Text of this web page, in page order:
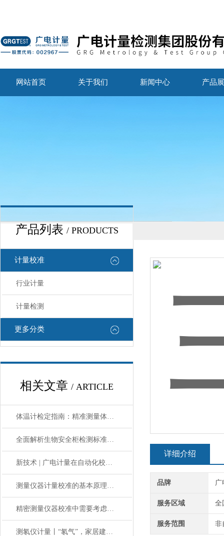
网站首页 关于我们 新闻中心 产品
产品列表 / PRODUCTS
计量校准
行业计量
计量检测
更多分类
相关文章 / ARTICLE
体温计检定指南：精准测量体温，从正确校准开始
全面解析生物安全柜检测标准：如何确保实验室环境洁净？
新技术 | 广电计量在自动化校准领域实现重要突破
测量仪器计量校准的基本原理与应用
精密测量仪器校准中需要考虑哪些影响因素？
测氡仪计量丨“氡气”，家居建材中的放射性气体
详细介绍
品牌 广
服务区域 全
服务范围 非